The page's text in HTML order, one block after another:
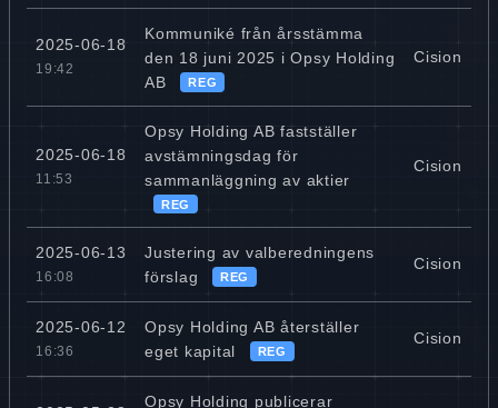
2025-06-18
19:42
Kommuniké från årsstämma
den 18 juni 2025 i Opsy Holding
AB
REG
Cision
2025-06-18
11:53
Opsy Holding AB fastställer
avstämningsdag för
sammanläggning av aktier
REG
Cision
2025-06-13
16:08
Justering av valberedningens
förslag
REG
Cision
2025-06-12
16:36
Opsy Holding AB återställer
eget kapital
REG
Cision
Opsy Holding publicerar